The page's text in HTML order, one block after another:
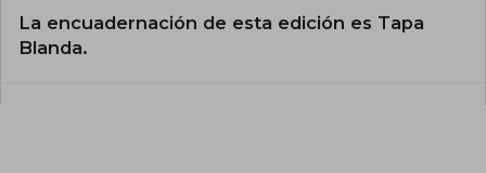
La encuadernación de esta edición es Tapa
Blanda.